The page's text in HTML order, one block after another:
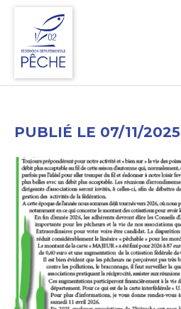
PUBLIÉ LE 07/11/2025